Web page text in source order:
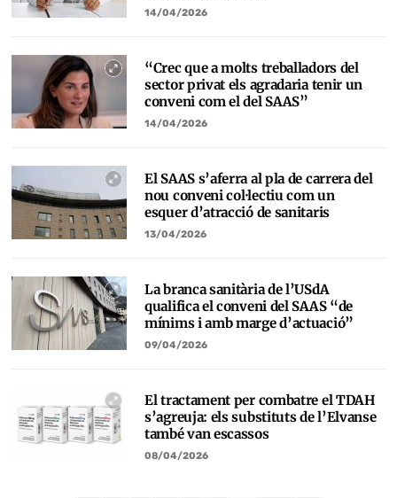
14/04/2026
“Crec que a molts treballadors del
sector privat els agradaria tenir un
conveni com el del SAAS”
14/04/2026
El SAAS s’aferra al pla de carrera del
nou conveni col·lectiu com un
esquer d’atracció de sanitaris
13/04/2026
La branca sanitària de l’USdA
qualifica el conveni del SAAS “de
mínims i amb marge d’actuació”
09/04/2026
El tractament per combatre el TDAH
s’agreuja: els substituts de l’Elvanse
també van escassos
08/04/2026